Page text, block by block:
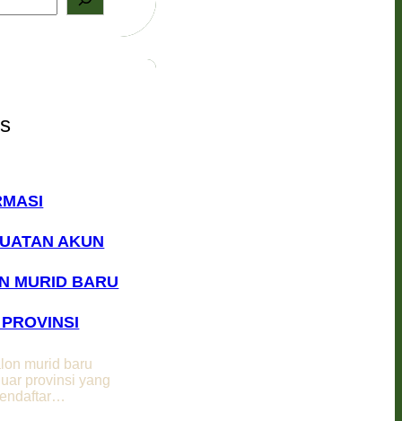
AKUN
MURID BARU
murid baru
provinsi yang